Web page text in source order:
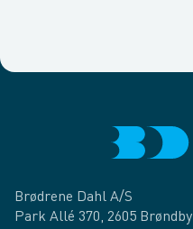
Brødrene Dahl A/S
Park Allé 370, 2605 Brøndby